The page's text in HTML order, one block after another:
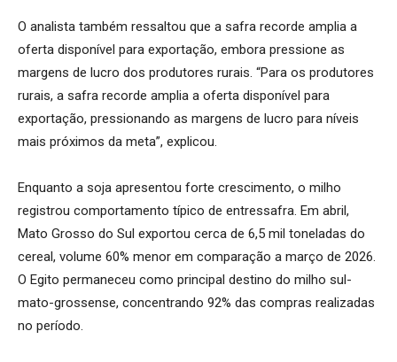
O analista também ressaltou que a safra recorde amplia a
oferta disponível para exportação, embora pressione as
margens de lucro dos produtores rurais. “Para os produtores
rurais, a safra recorde amplia a oferta disponível para
exportação, pressionando as margens de lucro para níveis
mais próximos da meta”, explicou.
Enquanto a soja apresentou forte crescimento, o milho
registrou comportamento típico de entressafra. Em abril,
Mato Grosso do Sul exportou cerca de 6,5 mil toneladas do
cereal, volume 60% menor em comparação a março de 2026.
O Egito permaneceu como principal destino do milho sul-
mato-grossense, concentrando 92% das compras realizadas
no período.